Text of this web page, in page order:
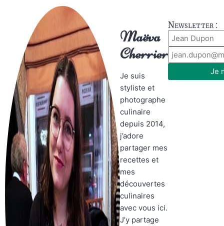
Maëva
Cherrier
Je suis
styliste et
photographe
culinaire
depuis 2014,
j’adore
partager mes
recettes et
mes
découvertes
culinaires
avec vous ici.
J’y partage
Newsletter :
Je